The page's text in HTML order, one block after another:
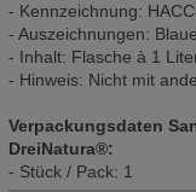
- Kennzeichnung:
- Auszeichnungen:
- Inhalt: Flasche à 1
- Hinweis: Nicht mit
Verpackungsdaten
DreiNatura®:
- Stück / Pack: 1